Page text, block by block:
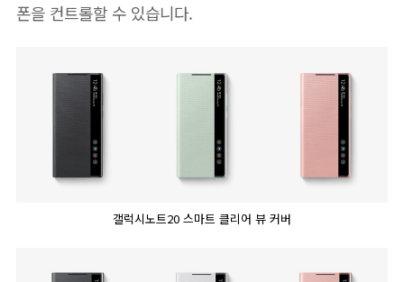
폰을 컨트롤할 수 있습니다.
갤럭시노트20 스마트 클리어 뷰 커버